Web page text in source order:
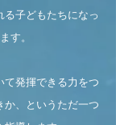
る子どもたちになっ
す。
て発揮できる力をつ
か、というただ一つ